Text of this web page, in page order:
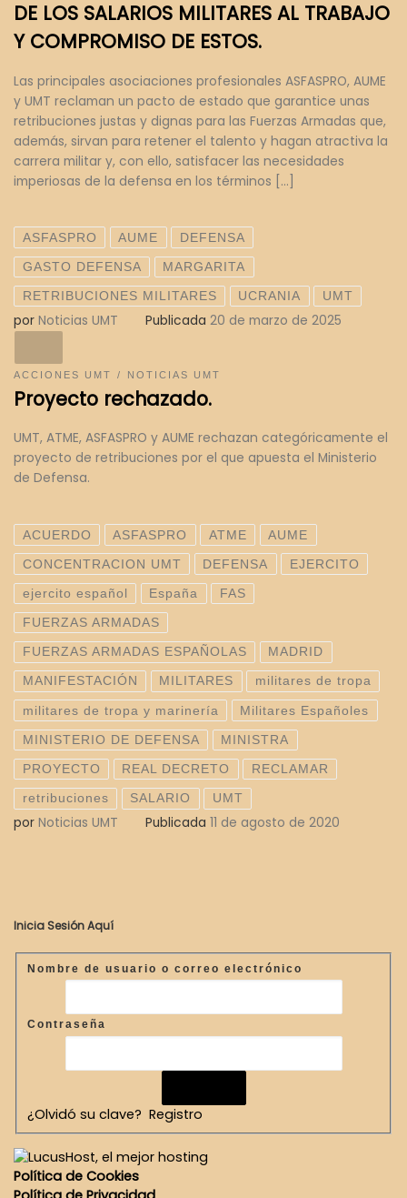
DE LOS SALARIOS MILITARES AL TRABAJO
Y COMPROMISO DE ESTOS.
Las principales asociaciones profesionales ASFASPRO, AUME
y UMT reclaman un pacto de estado que garantice unas
retribuciones justas y dignas para las Fuerzas Armadas que,
además, sirvan para retener el talento y hagan atractiva la
carrera militar y, con ello, satisfacer las necesidades
imperiosas de la defensa en los términos […]
ASFASPRO AUME DEFENSA
GASTO DEFENSA MARGARITA
RETRIBUCIONES MILITARES UCRANIA UMT
por Noticias UMT Publicada 20 de marzo de 2025
ACCIONES UMT NOTICIAS UMT
Proyecto rechazado.
UMT, ATME, ASFASPRO y AUME rechazan categóricamente el
proyecto de retribuciones por el que apuesta el Ministerio
de Defensa.
ACUERDO ASFASPRO ATME AUME
CONCENTRACION UMT DEFENSA EJERCITO
ejercito español España FAS
FUERZAS ARMADAS
FUERZAS ARMADAS ESPAÑOLAS MADRID
MANIFESTACIÓN MILITARES militares de tropa
militares de tropa y marinería Militares Españoles
MINISTERIO DE DEFENSA MINISTRA
PROYECTO REAL DECRETO RECLAMAR
retribuciones SALARIO UMT
por Noticias UMT Publicada 11 de agosto de 2020
Inicia Sesión Aquí
Nombre de usuario o correo electrónico
Contraseña
¿Olvidó su clave? Registro
Política de Cookies